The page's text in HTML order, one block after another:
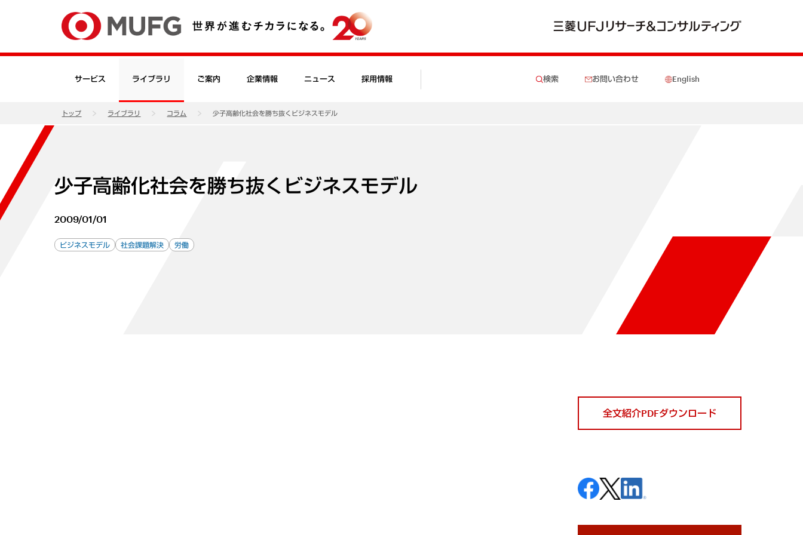
サービス ライブラリ ご案内 企業情報 ニュース 採用情報 検索 お問い合わせ English
トップ ライブラリ コラム 少子高齢化社会を勝ち抜くビジネスモデル
少子高齢化社会を勝ち抜くビジネスモデル
2009/01/01
ビジネスモデル 社会課題解決 労働
全文紹介PDFダウンロード